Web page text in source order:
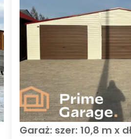
Garaż: szer: 10,8 m x